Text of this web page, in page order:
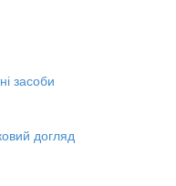
засоби
догляд